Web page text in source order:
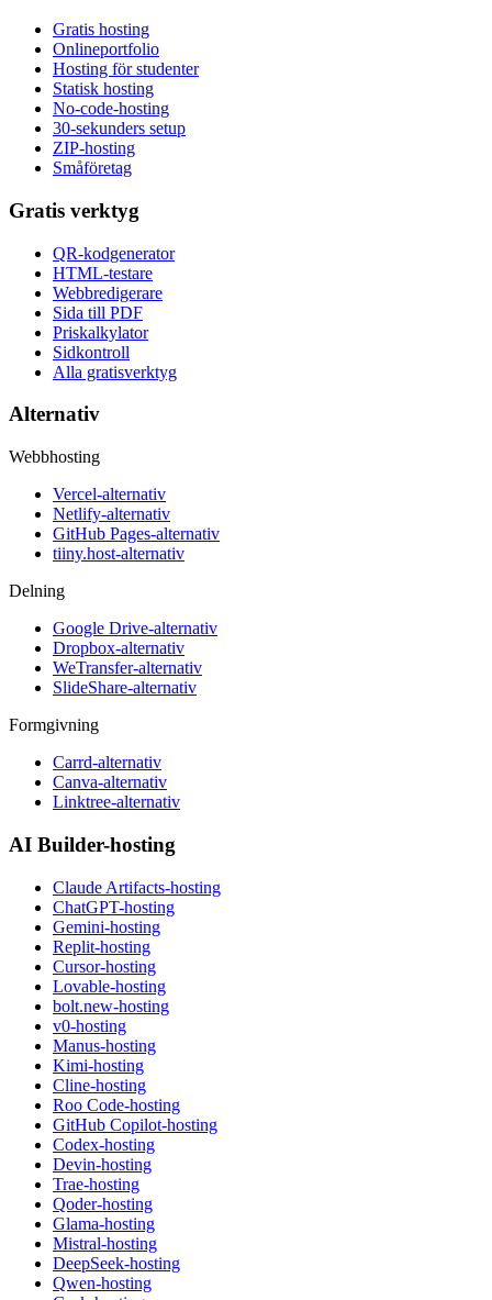
Gratis hosting
Onlineportfolio
Hosting för studenter
Statisk hosting
No-code-hosting
30-sekunders setup
ZIP-hosting
Småföretag
Gratis verktyg
QR-kodgenerator
HTML-testare
Webbredigerare
Sida till PDF
Priskalkylator
Sidkontroll
Alla gratisverktyg
Alternativ
Webbhosting
Vercel-alternativ
Netlify-alternativ
GitHub Pages-alternativ
tiiny.host-alternativ
Delning
Google Drive-alternativ
Dropbox-alternativ
WeTransfer-alternativ
SlideShare-alternativ
Formgivning
Carrd-alternativ
Canva-alternativ
Linktree-alternativ
AI Builder-hosting
Claude Artifacts-hosting
ChatGPT-hosting
Gemini-hosting
Replit-hosting
Cursor-hosting
Lovable-hosting
bolt.new-hosting
v0-hosting
Manus-hosting
Kimi-hosting
Cline-hosting
Roo Code-hosting
GitHub Copilot-hosting
Codex-hosting
Devin-hosting
Trae-hosting
Qoder-hosting
Glama-hosting
Mistral-hosting
DeepSeek-hosting
Qwen-hosting